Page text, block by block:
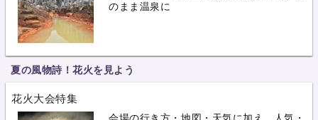
のまま温泉に
夏の風物詩！花火を見よう
花火大会特集